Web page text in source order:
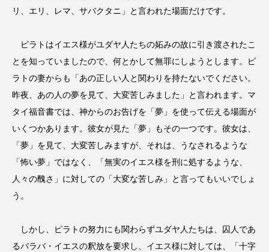
リ、エリ、レマ、サバクタニ」と言われた場面だけです。
ピラトはイエス様がユダヤ人たちの妬みの故に引き渡されたこ
とを知っていましたので、何とかして無罪にしようとします。ピ
ラトの妻からも「あの正しい人と関わりを持たないでください。
昨夜、あの人の夢を見て、大変苦しみました」と言われます。マ
タイ福音書では、神からのお告げを「夢」を使って伝える場面が
いくつかあります。彼女が見た「夢」もその一つです。彼女は、
「夢」を見て、大変苦しみますが、それは、うなされるような
「怖い夢」ではなく、「無実のイエス様を刑に処するような、
人々の醜さ」に対しての「大変な苦しみ」と言ってもいいでしょ
う。
しかし、ピラトの努力にも関わらずユダヤ人たちは、囚人であ
るバラバ・イエスの釈放を要求し、イエス様に対しては、「十字